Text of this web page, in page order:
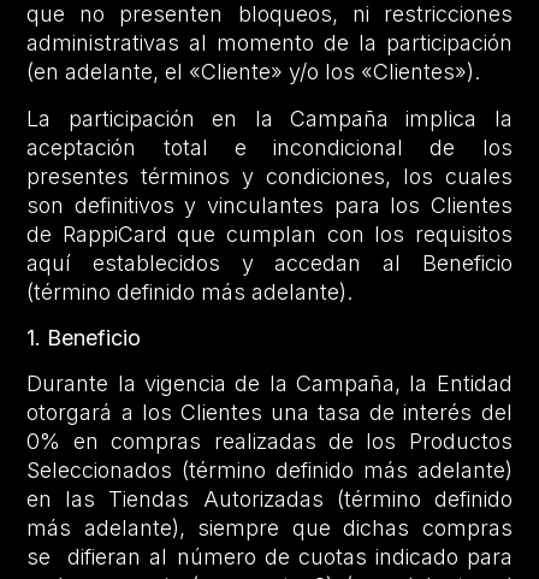
que no presenten bloqueos, ni restricciones
administrativas al momento de la participación
(en adelante, el «Cliente» y/o los «Clientes»).
La participación en la Campaña implica la
aceptación total e incondicional de los
presentes términos y condiciones, los cuales
son definitivos y vinculantes para los Clientes
de RappiCard que cumplan con los requisitos
aquí establecidos y accedan al Beneficio
(término definido más adelante).
1. Beneficio
Durante la vigencia de la Campaña, la Entidad
otorgará a los Clientes una tasa de interés del
0% en compras realizadas de los Productos
Seleccionados (término definido más adelante)
en las Tiendas Autorizadas (término definido
más adelante), siempre que dichas compras
se difieran al número de cuotas indicado para